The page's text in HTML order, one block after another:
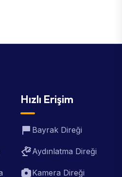
Hızlı Erişim
Bayrak Direği
Aydınlatma Direği
Kamera Direği